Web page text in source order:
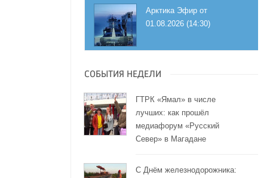
Арктика Эфир от
01.08.2026 (14:30)
СОБЫТИЯ НЕДЕЛИ
ГТРК «Ямал» в числе
лучших: как прошёл
медиафорум «Русский
Север» в Магадане
С Днём железнодорожника: